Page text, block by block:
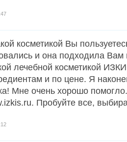
косметикой Вы
и она подходила
лечебной косметикой
и по цене. Я
Мне очень хорошо
Пробуйте все,